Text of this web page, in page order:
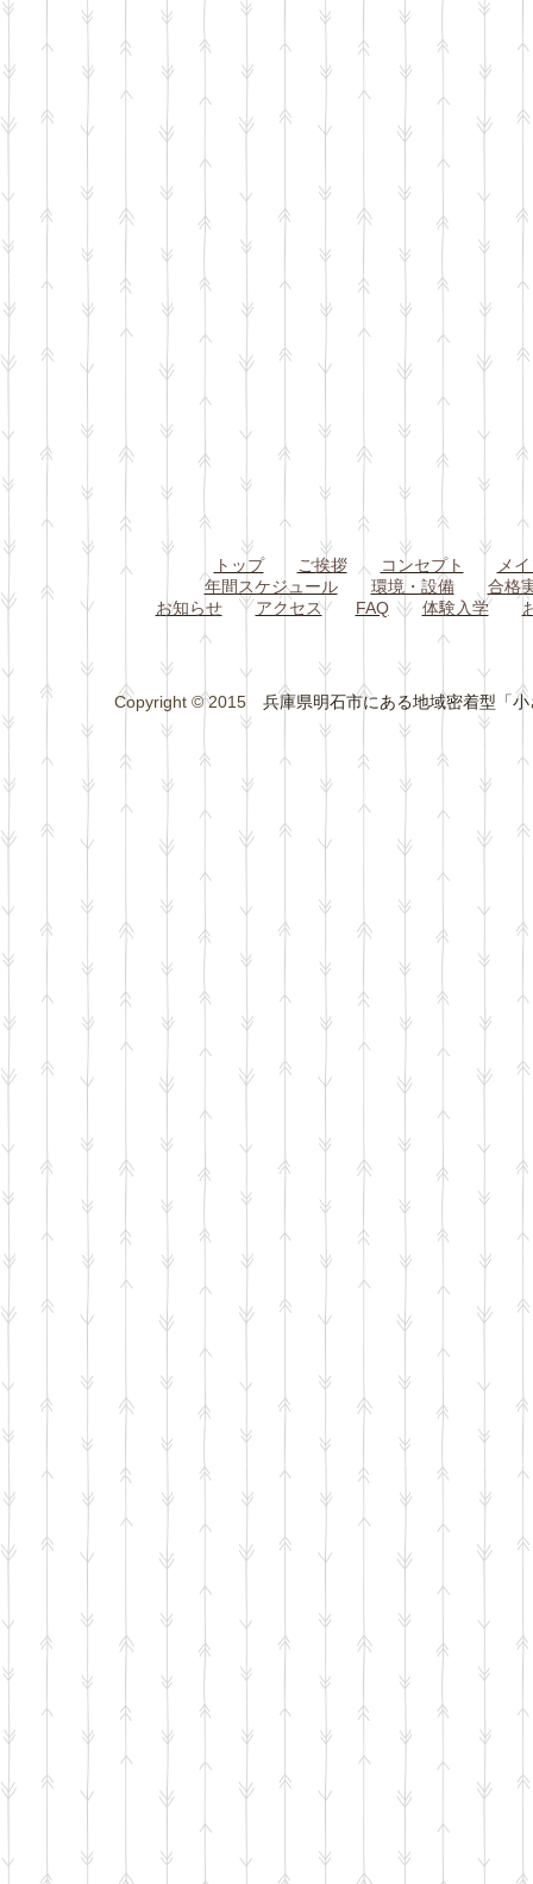
トップ ご挨拶 コンセプト
メ
年間スケジュール
環境・設備
合格
お知らせ
アクセス FAQ 体験入学
Copyright © 2015 兵庫県明石市にある地域密着型「